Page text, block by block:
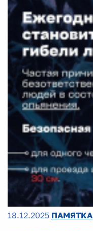
18.12.2025 ПАМЯТКА